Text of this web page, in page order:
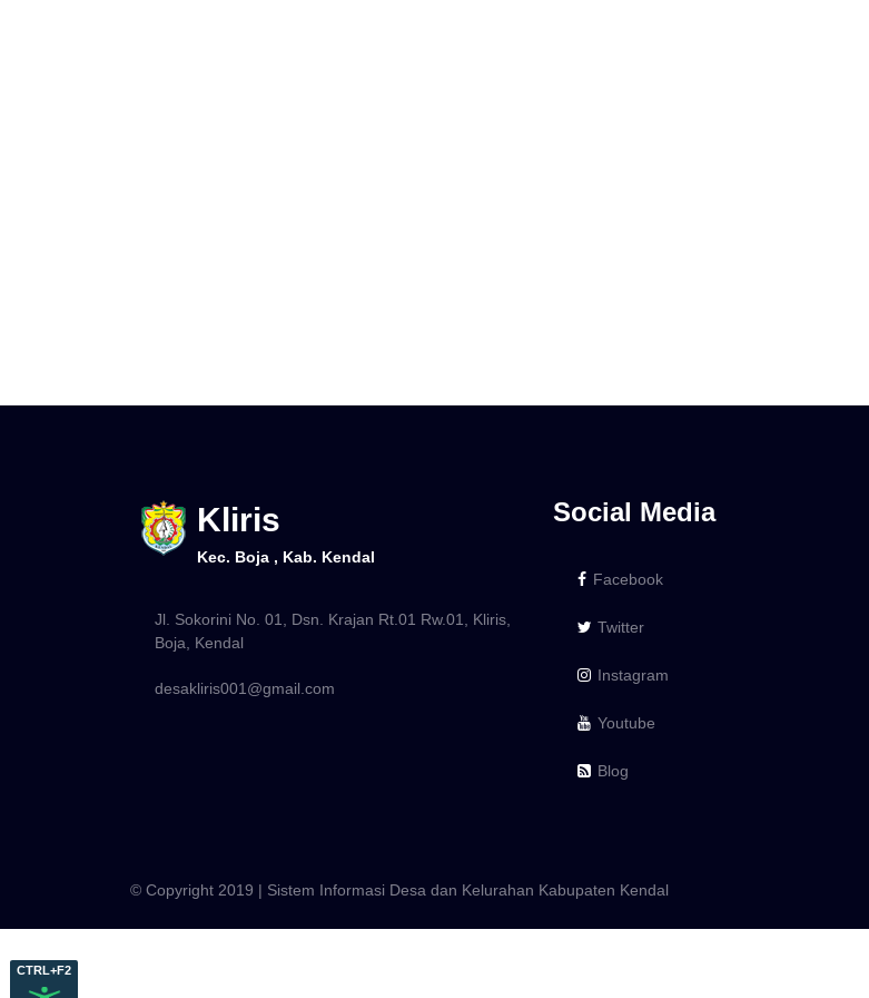
CTRL+F2
Kliris
Kec. Boja , Kab. Kendal
Jl. Sokorini No. 01, Dsn. Krajan Rt.01 Rw.01, Kliris,
Boja, Kendal
desakliris001@gmail.com
Social Media
Facebook
Twitter
Instagram
Youtube
Blog
© Copyright 2019 | Sistem Informasi Desa dan Kelurahan Kabupaten Kendal